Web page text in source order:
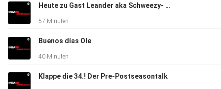
Heute zu Gast Leander aka Schweezy- aus dem Nähkästchen der Content Creator Bubble
57 Minuten
Buenos días Ole
40 Minuten
Klappe die 34.! Der Pre-Postseasontalk